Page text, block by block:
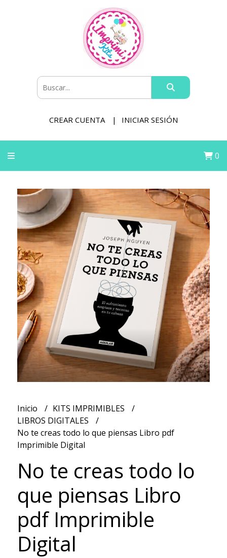
CREAR CUENTA INICIAR SESIÓN
0
Inicio
KITS IMPRIMIBLES
LIBROS DIGITALES
No te creas todo lo que piensas Libro pdf
Imprimible Digital
No te creas todo lo
que piensas Libro
pdf Imprimible
Digital